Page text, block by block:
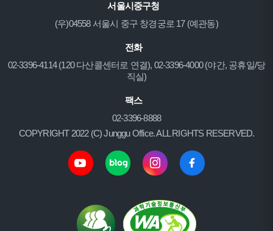
서울시중구청
(우)04558 서울시 중구 창경궁로 17 (예관동)
전화
02-3396-4114 (120 다산콜센터로 연결), 02-3396-4000 (야간, 공휴일/당
직실)
팩스
02-3396-8888
COPYRIGHT 2022 (C) Junggu Office. ALL RIGHTS RESERVED.